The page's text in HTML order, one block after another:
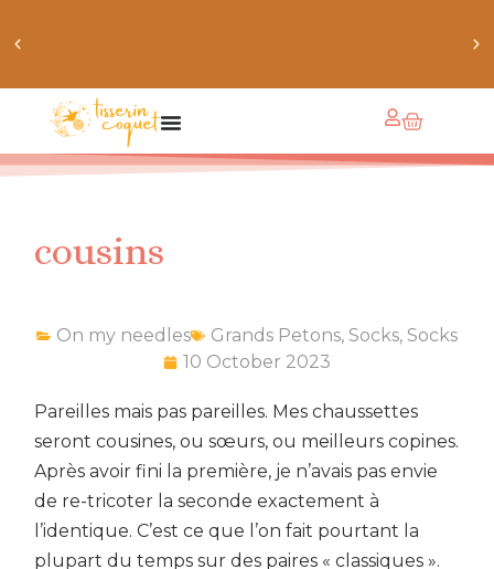
crée ton bundle de patron personnalisé : pour 3 patrons
achetés, le 4ème est offert !
cousins
On my needles Grands Petons, Socks, Socks
10 October 2023
Pareilles mais pas pareilles. Mes chaussettes
seront cousines, ou sœurs, ou meilleurs copines.
Après avoir fini la première, je n’avais pas envie
de re-tricoter la seconde exactement à
l’identique. C’est ce que l’on fait pourtant la
plupart du temps sur des paires « classiques ».